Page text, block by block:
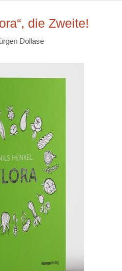
die Zweite!
Dollase